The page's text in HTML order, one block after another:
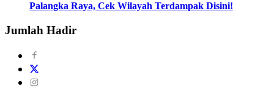
Palangka Raya, Cek Wilayah Terdampak Disini!
Jumlah Hadir